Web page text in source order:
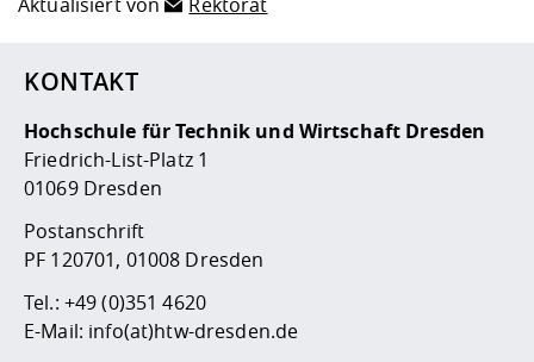
KONTAKT
Hochschule für Technik und Wirtschaft Dresden
Friedrich-List-Platz 1
01069 Dresden
Postanschrift
PF 120701, 01008 Dresden
Tel.: +49 (0)351 4620
E-Mail: info(at)htw-dresden.de